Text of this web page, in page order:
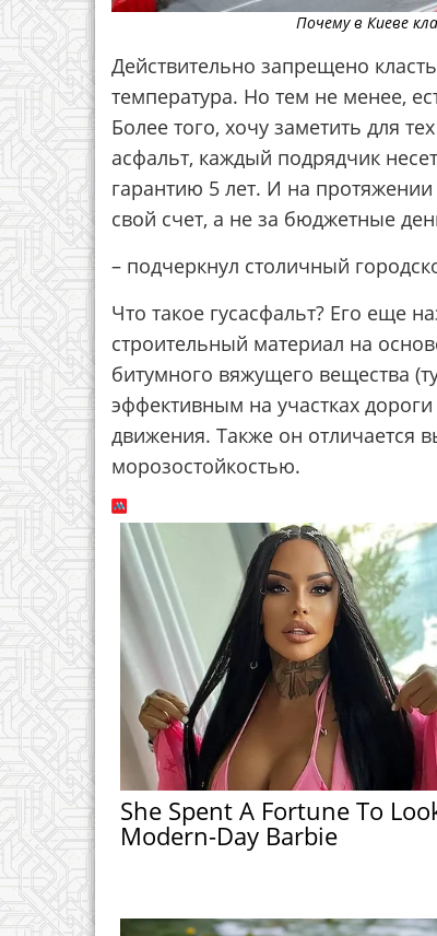
Почему в Киеве
Действительно запрещено
температура. Но тем не менее,
Более того, хочу заметить для
асфальт, каждый подрядчик
гарантию 5 лет. И на
свой счет, а не за бюджетные
– подчеркнул столичный
Что такое гусасфальт? Его еще
строительный материал на
битумного вяжущего вещества
эффективным на участках
движения. Также он отличается
морозостойкостью.
She Spent A Fortune To
Modern-Day Barbie